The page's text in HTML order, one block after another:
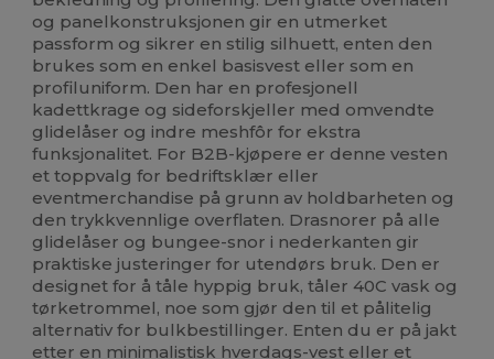
og panelkonstruksjonen gir en utmerket
passform og sikrer en stilig silhuett, enten den
brukes som en enkel basisvest eller som en
profiluniform. Den har en profesjonell
kadettkrage og sideforskjeller med omvendte
glidelåser og indre meshfôr for ekstra
funksjonalitet. For B2B-kjøpere er denne vesten
et toppvalg for bedriftsklær eller
eventmerchandise på grunn av holdbarheten og
den trykkvennlige overflaten. Drasnorer på alle
glidelåser og bungee-snor i nederkanten gir
praktiske justeringer for utendørs bruk. Den er
designet for å tåle hyppig bruk, tåler 40C vask og
tørketrommel, noe som gjør den til et pålitelig
alternativ for bulkbestillinger. Enten du er på jakt
etter en minimalistisk hverdags-vest eller et